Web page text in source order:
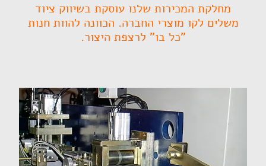
מחלקת המכירות שלנו עוסקת בשיווק ציוד
משלים לקו מוצרי החברה. הכוונה להוות חנות
"כל בו" לרצפת היצור.